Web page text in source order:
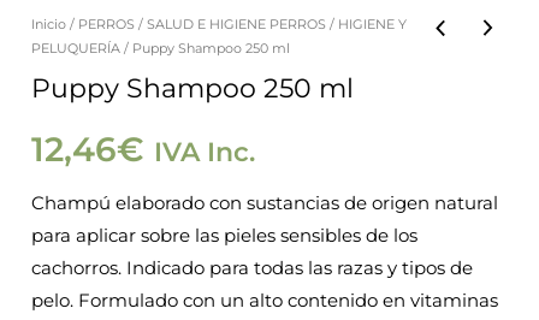
Inicio / PERROS /SALUD E HIGIENE PERROS / HIGIENE Y
PELUQUERÍA / Puppy Shampoo 250 ml
Puppy Shampoo 250 ml
12,46€ IVA Inc.
Champú elaborado con sustancias de origen natural
para aplicar sobre las pieles sensibles de los
cachorros. Indicado para todas las razas y tipos de
pelo. Formulado con un alto contenido en vitaminas
Puppy
250
ml